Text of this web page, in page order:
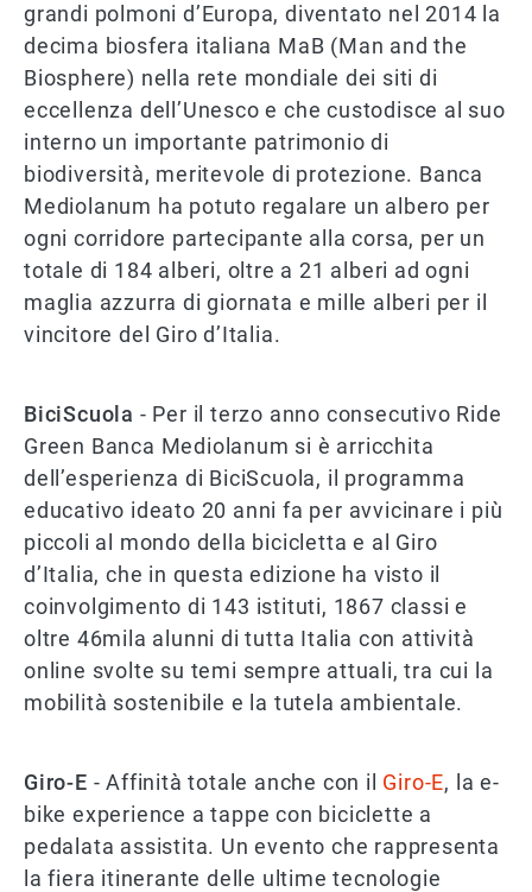
grandi polmoni d’Europa, diventato nel 2014 la
decima biosfera italiana MaB (Man and the
Biosphere) nella rete mondiale dei siti di
eccellenza dell’Unesco e che custodisce al suo
interno un importante patrimonio di
biodiversità, meritevole di protezione. Banca
Mediolanum ha potuto regalare un albero per
ogni corridore partecipante alla corsa, per un
totale di 184 alberi, oltre a 21 alberi ad ogni
maglia azzurra di giornata e mille alberi per il
vincitore del Giro d’Italia.
BiciScuola - Per il terzo anno consecutivo Ride
Green Banca Mediolanum si è arricchita
dell’esperienza di BiciScuola, il programma
educativo ideato 20 anni fa per avvicinare i più
piccoli al mondo della bicicletta e al Giro
d’Italia, che in questa edizione ha visto il
coinvolgimento di 143 istituti, 1867 classi e
oltre 46mila alunni di tutta Italia con attività
online svolte su temi sempre attuali, tra cui la
mobilità sostenibile e la tutela ambientale.
Giro-E - Affinità totale anche con il Giro-E, la e-
bike experience a tappe con biciclette a
pedalata assistita. Un evento che rappresenta
la fiera itinerante delle ultime tecnologie